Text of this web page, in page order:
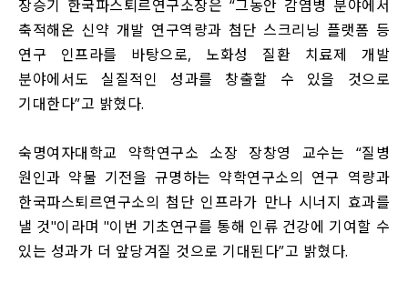
장승기 한국파스퇴르연구소장은 “그동안 감염병 분야에서
축적해온 신약 개발 연구역량과 첨단 스크리닝 플랫폼 등
연구 인프라를 바탕으로, 노화성 질환 치료제 개발
분야에서도 실질적인 성과를 창출할 수 있을 것으로
기대한다”고 밝혔다.
숙명여자대학교 약학연구소 소장 장창영 교수는 “질병
원인과 약물 기전을 규명하는 약학연구소의 연구 역량과
한국파스퇴르연구소의 첨단 인프라가 만나 시너지 효과를
낼 것"이라며 "이번 기초연구를 통해 인류 건강에 기여할 수
있는 성과가 더 앞당겨질 것으로 기대된다”고 밝혔다.